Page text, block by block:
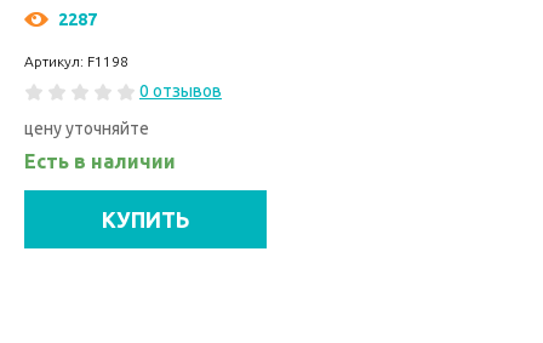
2287
Артикул: F1198
0 отзывов
цену уточняйте
Есть в наличии
КУПИТЬ